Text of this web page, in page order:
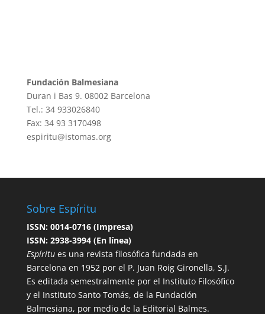
Fundación Balmesiana
Duran i Bas 9. 08002 Barcelona
Tel.: 34 933026840
Fax: 34 93 3170498
espiritu@istomas.org
Sobre Espíritu
ISSN: 0014-0716 (Impresa)
ISSN: 2938-3994 (En línea)
Espíritues una revista filosófica fundada en
Barcelona en 1952 por el P. Juan Roig Gironella, S.J.
Es editada semestralmente por el Instituto Filosófico
y el Instituto Santo Tomás, de la Fundación
Balmesiana, por medio de la Editorial Balmes.